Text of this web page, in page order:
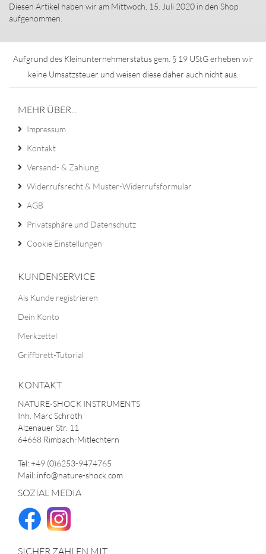
Diesen Artikel haben wir am Mittwoch, 15. Juli 2020 in den Shop
aufgenommen.
Aufgrund des Kleinunternehmerstatus gem. § 19 UStG erheben wir
keine Umsatzsteuer und weisen diese daher auch nicht aus.
MEHR ÜBER...
Impressum
Kontakt
Versand- & Zahlung
Widerrufsrecht & Muster-Widerrufsformular
AGB
Privatsphäre und Datenschutz
Cookie Einstellungen
KUNDENSERVICE
Als Kunde registrieren
Dein Konto
Merkzettel
Griffbrett-Tutorial
KONTAKT
NATURE-SHOCK INSTRUMENTS
Inh. Marc Schroth
Alzenauer Str. 11
64668 Rimbach-Mitlechtern
Tel: +49 (0)6253-9474765
Mail: info@nature-shock.com
SOZIAL MEDIA
SICHER ZAHLEN MIT...